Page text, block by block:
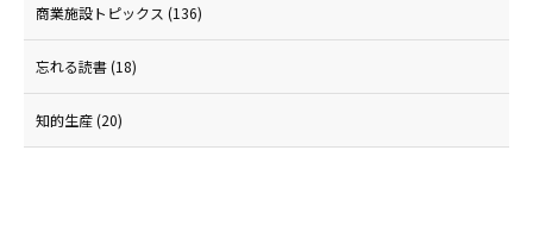
商業施設トピックス (136)
忘れる読書(18)
知的生産(20)